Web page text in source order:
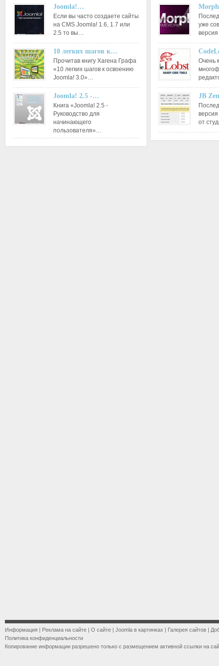
Joomla!…
Если вы часто создаете сайты
на CMS Joomla! 1.6, 1.7 или
2.5 то вы…
10 легких шагов к…
Прочитав книгу Хагена Графа
«10 легких шагов к освоению
Joomla! 3.0»…
Joomla! 2.5 -…
Книга «Joomla! 2.5 -
Руководство для
начинающего
пользователя»…
уже
Очень
JB
от
Информация | Реклама на сайте | О сайте | Joomla в картинках | Галерея сайтов |
Политика конфиденциальности
Копирование информации разрешено только с размещением активной ссылки на